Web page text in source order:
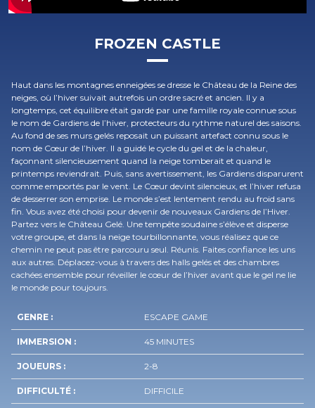
FROZEN CASTLE
Haut dans les montagnes enneigées se dresse le Château de la Reine des
neiges, où l’hiver suivait autrefois un ordre sacré et ancien. Il y a
longtemps, cet équilibre était gardé par une famille royale connue sous
le nom de Gardiens de l’hiver, protecteurs du rythme naturel des saisons.
Au fond de ses murs gelés reposait un puissant artefact connu sous le
nom de Cœur de l’hiver. Il a guidé le cycle du gel et de la chaleur,
façonnant silencieusement quand la neige tomberait et quand le
printemps reviendrait. Puis, sans avertissement, les Gardiens disparurent
comme emportés par le vent. Le Cœur devint silencieux, et l’hiver refusa
de desserrer son emprise. Le monde s’est lentement rendu au froid sans
fin. Vous avez été choisi pour devenir de nouveaux Gardiens de l’Hiver.
Partez vers le Château Gelé. Une tempête soudaine s’élève et disperse
votre groupe, et dans la neige tourbillonnante, vous réalisez que ce
chemin ne peut pas être parcouru seul. Réunis. Faites confiance les uns
aux autres. Déplacez-vous à travers des halls gelés et des chambres
cachées ensemble pour réveiller le cœur de l’hiver avant que le gel ne lie
le monde pour toujours.
GENRE : ESCAPE GAME
IMMERSION : 45 MINUTES
JOUEURS : 2-8
DIFFICULTÉ : DIFFICILE